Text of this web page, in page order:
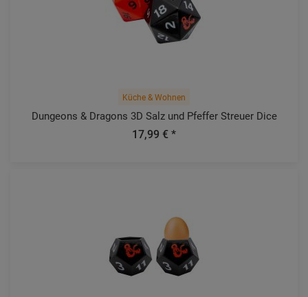
Küche & Wohnen
Dungeons & Dragons 3D Salz und Pfeffer Streuer Dice
17,99 € *